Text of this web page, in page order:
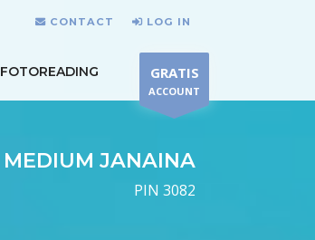
CONTACT LOG IN
FOTOREADING GRATIS
ACCOUNT
MEDIUM JANAINA
PIN 3082